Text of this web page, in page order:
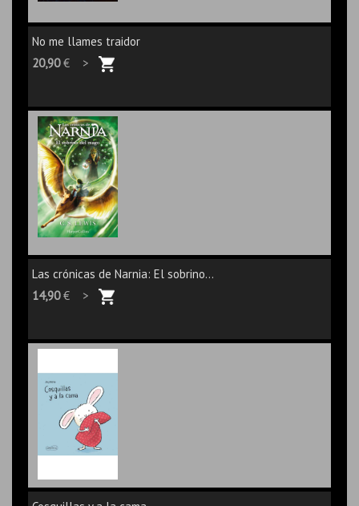
No me llames traidor
20,90€ >
Las crónicas de Narnia: El sobrino...
14,90€ >